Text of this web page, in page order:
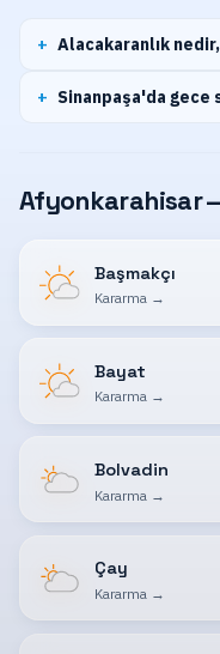
Alacakaranlık
Sinanpaşa'da gece
Afyonkarahisar
Başmakçı
Kararma→
Bayat
Kararma→
Bolvadin
Kararma →
Çay
Kararma →